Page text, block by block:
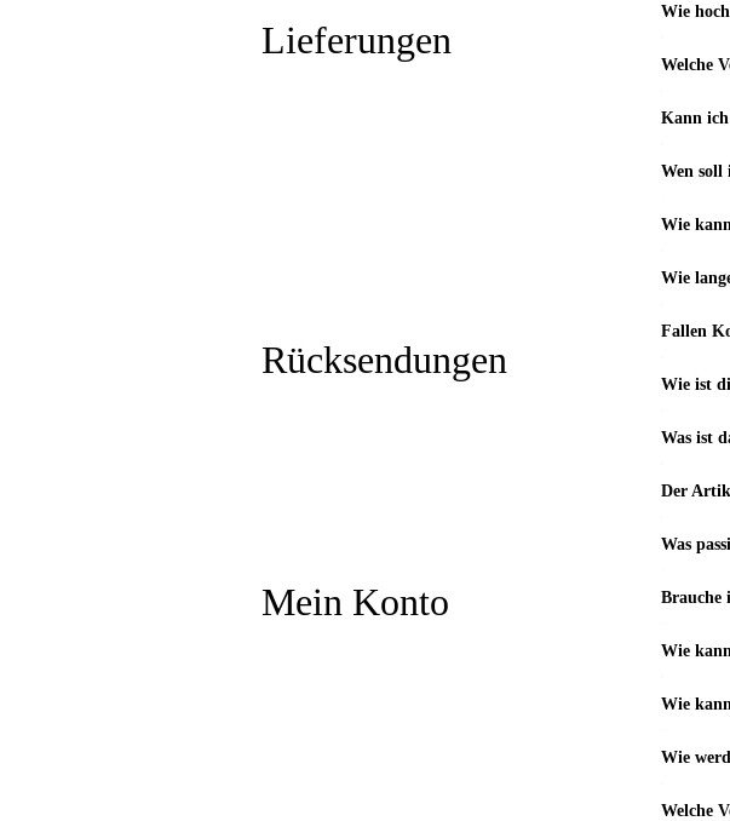
Lieferungen
Wie
Welche
Kann ich
Wen soll
Rücksendungen
Wie
Wie
Fallen
Wie ist
Was ist
Der
Was
Mein Konto Brauche
Wie
Wie
Wie
Welche